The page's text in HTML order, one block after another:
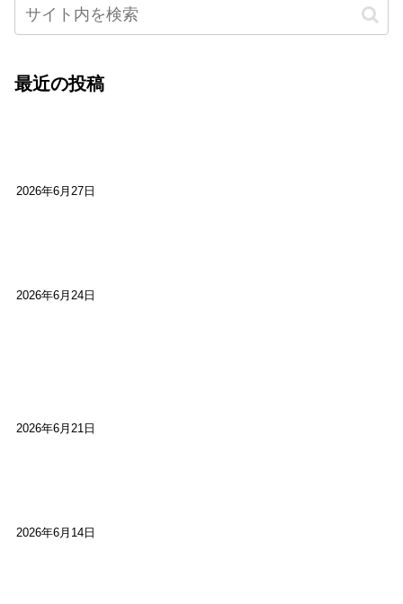
最近の投稿
2026年6月27日
2026年6月24日
2026年6月21日
2026年6月14日